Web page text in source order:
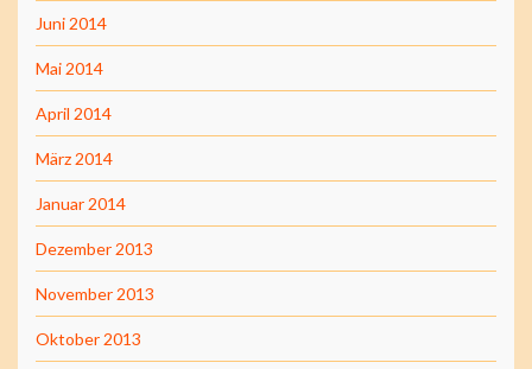
Juni 2014
Mai 2014
April 2014
März 2014
Januar 2014
Dezember 2013
November 2013
Oktober 2013